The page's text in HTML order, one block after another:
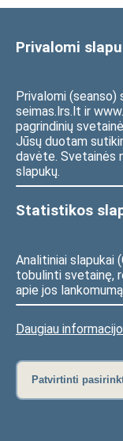
Privalomi
Privalomi (seanso)
seimas.lrs.lt ir
pagrindinių
Jūsų duotam
davėte. Svetainės
slapukų.
Statistikos
Analitiniai slapukai
tobulinti svetainę,
apie jos
Daugiau
Patvirtinti